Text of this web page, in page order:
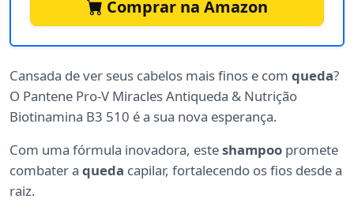
Comprar na Amazon
Cansada de ver seus cabelos mais finos e com queda?
O Pantene Pro-V Miracles Antiqueda & Nutrição
Biotinamina B3 510 é a sua nova esperança.
Com uma fórmula inovadora, esteshampoo promete
combater a queda capilar, fortalecendo os fios desde a
raiz.